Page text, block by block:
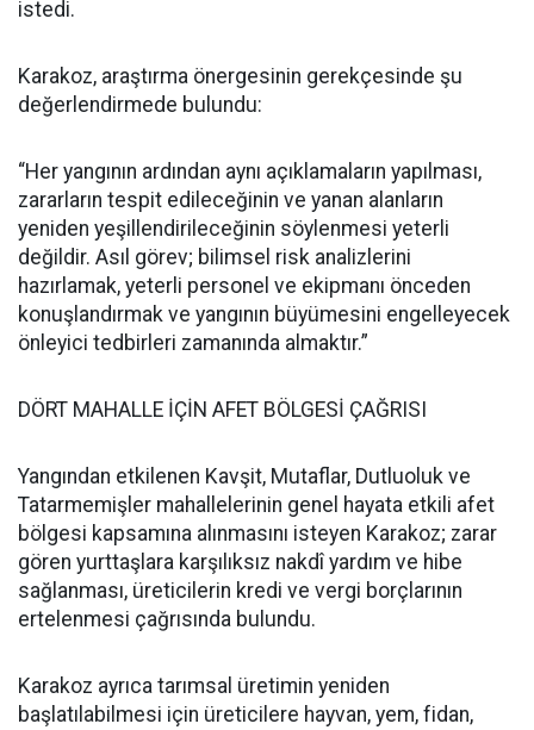
istedi.
Karakoz, araştırma önergesinin gerekçesinde şu
değerlendirmede bulundu:
“Her yangının ardından aynı açıklamaların yapılması,
zararların tespit edileceğinin ve yanan alanların
yeniden yeşillendirileceğinin söylenmesi yeterli
değildir. Asıl görev; bilimsel risk analizlerini
hazırlamak, yeterli personel ve ekipmanı önceden
konuşlandırmak ve yangının büyümesini engelleyecek
önleyici tedbirleri zamanında almaktır.”
DÖRT MAHALLE İÇİN AFET BÖLGESİ ÇAĞRISI
Yangından etkilenen Kavşit, Mutaflar, Dutluoluk ve
Tatarmemişler mahallelerinin genel hayata etkili afet
bölgesi kapsamına alınmasını isteyen Karakoz; zarar
gören yurttaşlara karşılıksız nakdî yardım ve hibe
sağlanması, üreticilerin kredi ve vergi borçlarının
ertelenmesi çağrısında bulundu.
Karakoz ayrıca tarımsal üretimin yeniden
başlatılabilmesi için üreticilere hayvan, yem, fidan,